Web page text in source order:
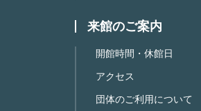
来館のご案内
開館時間・休館日
アクセス
団体のご利用について